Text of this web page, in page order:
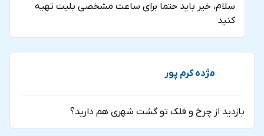
سلام، خیر باید حتما برای ساعت مشخصی بلیت تهیه
کنید
مژده کرم پور
بازدید از چرخ و فلک تو گشت شهری هم دارید؟